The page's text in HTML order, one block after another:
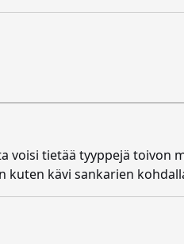
voisi tietää tyyppejä toivon
kävi sankarien